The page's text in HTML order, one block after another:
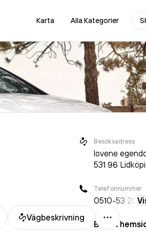
Karta Alla Kategorier
Vägbeskrivning
Mer
Besöksadress
lovene
531 96
Telefonnummer
0510-53 20
Besök